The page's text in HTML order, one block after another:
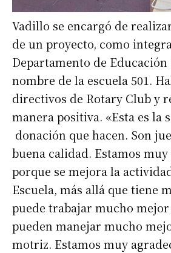
Apellidos
Número de teléfono
Vadillo se encargó de
de un proyecto, como
Departamento de Educación
nombre de la escuela 501.
directivos de Rotary Club y
manera positiva. «Esta es la
donación que hacen. Son
buena calidad. Estamos
porque se mejora la
Escuela, más allá que tiene
puede trabajar mucho mejor
pueden manejar mucho
motriz. Estamos muy